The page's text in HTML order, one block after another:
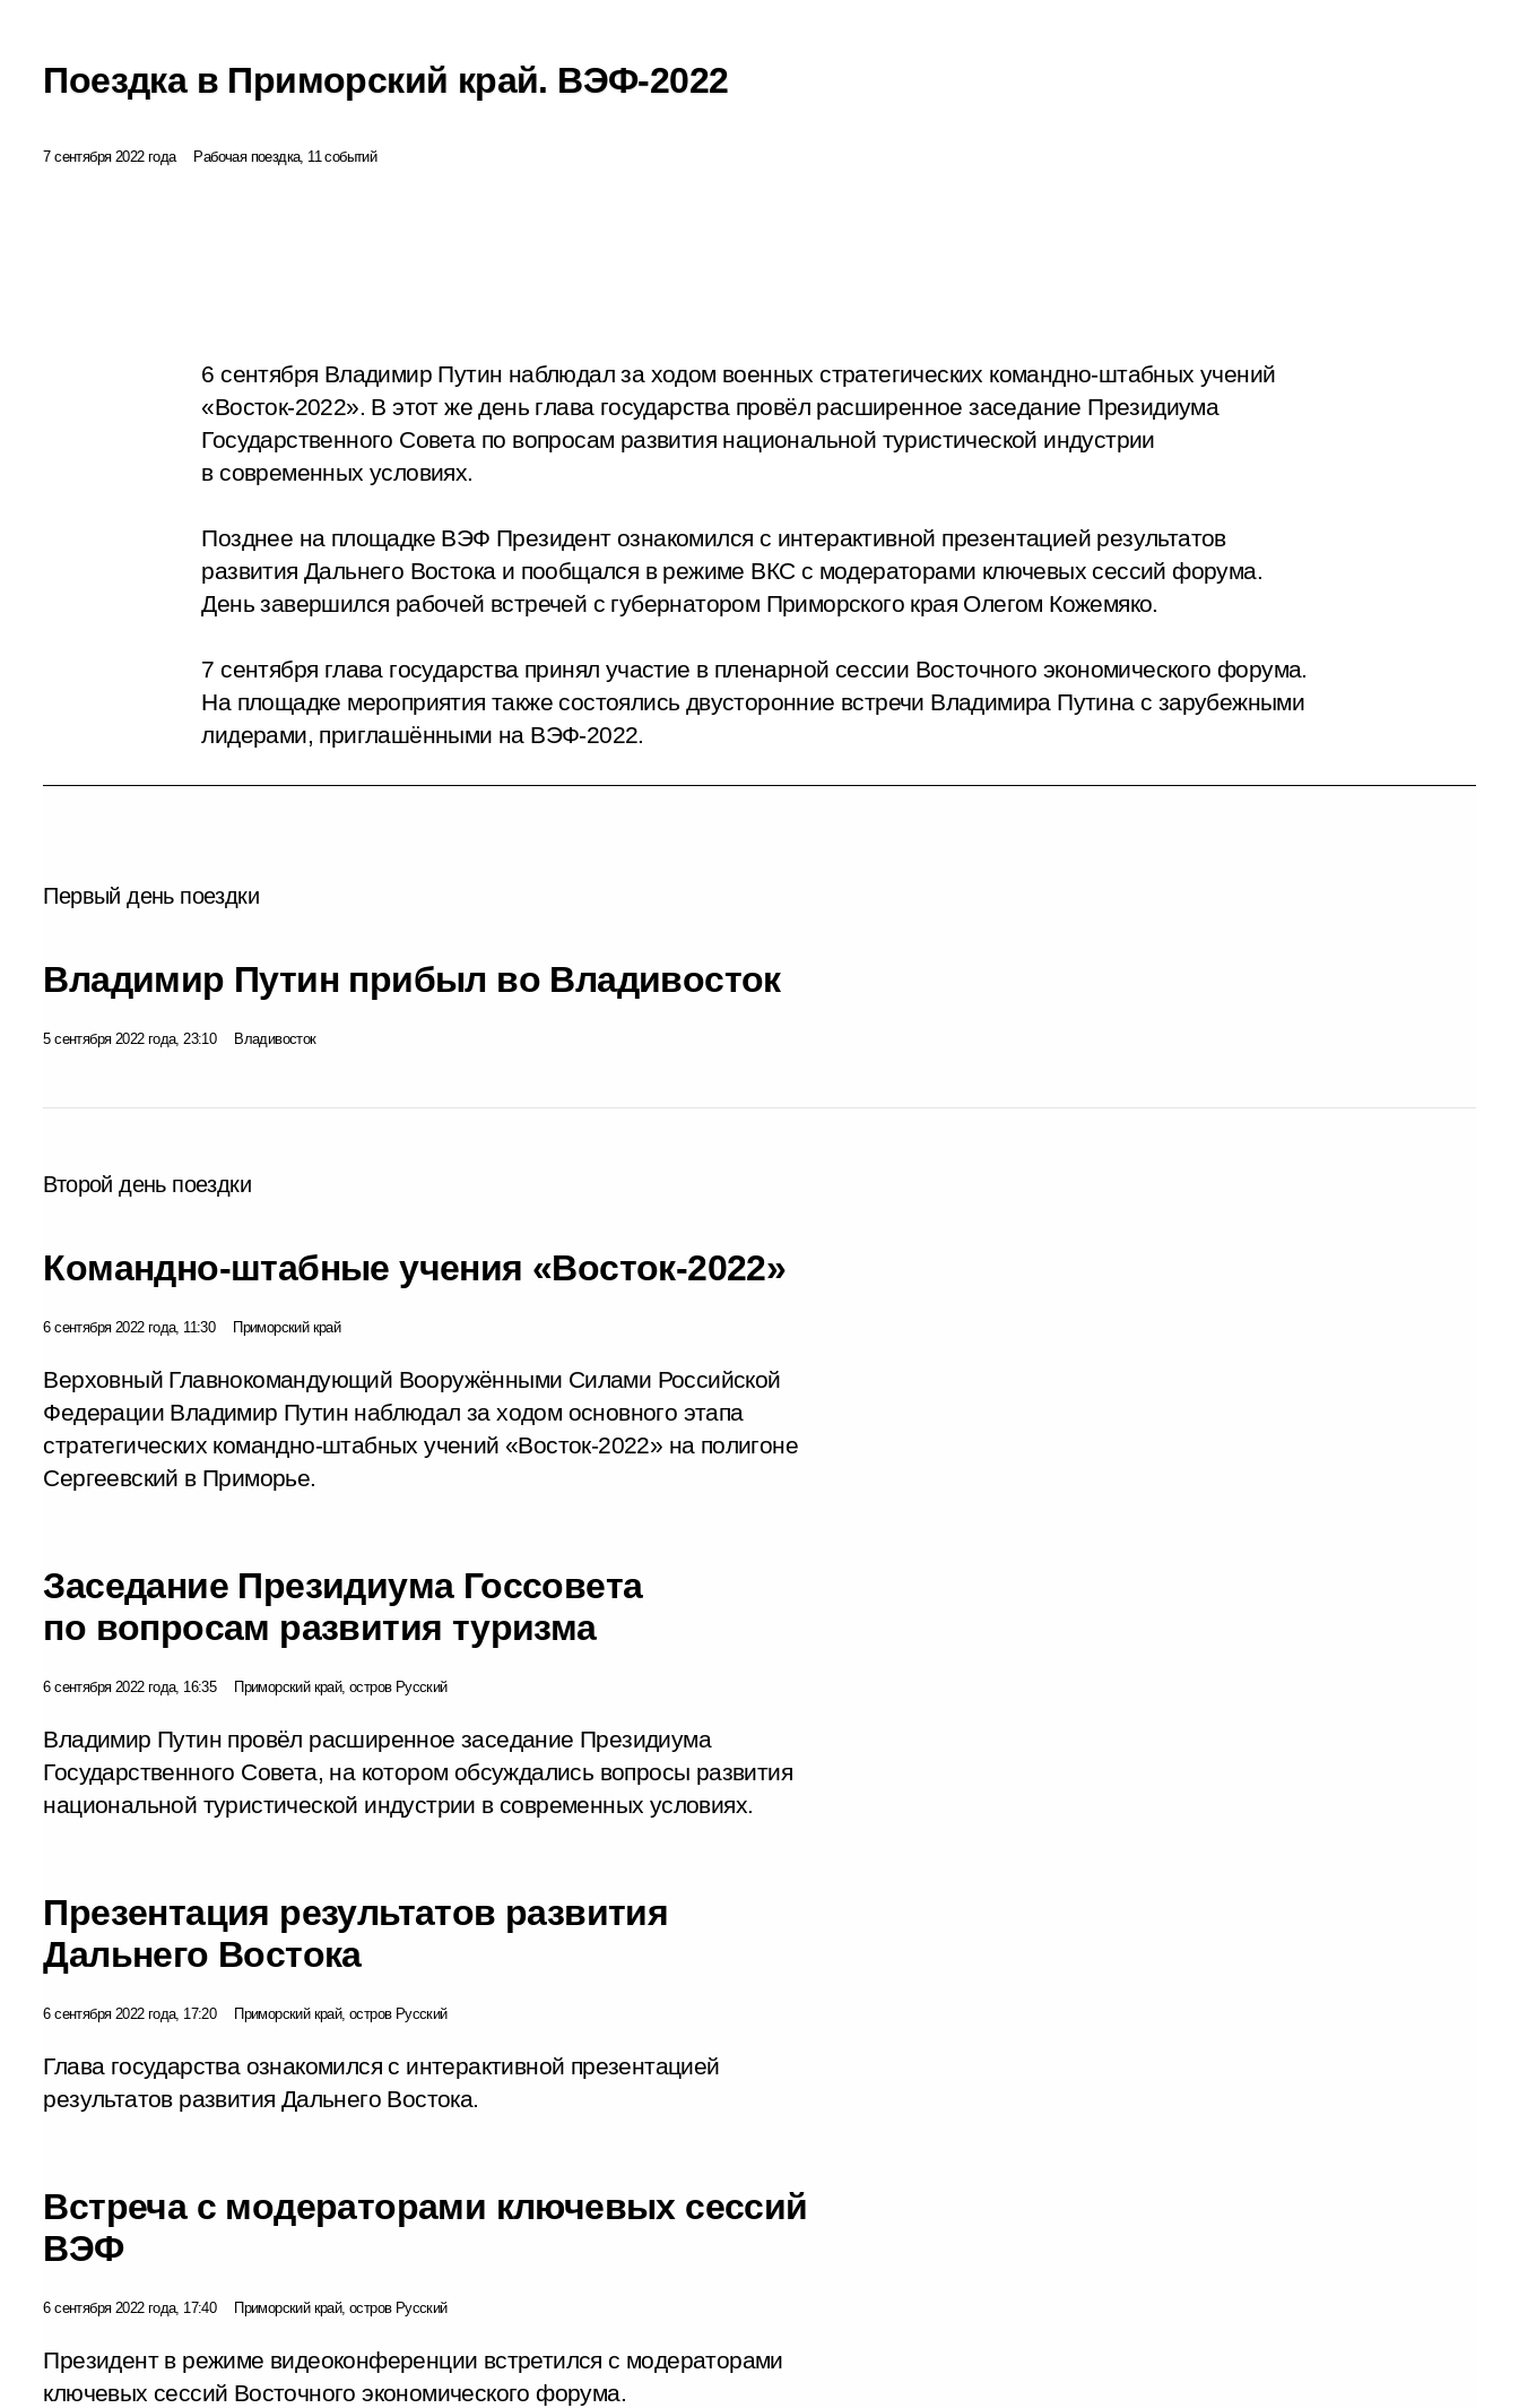
Поездка в Приморский край. ВЭФ-2022
7 сентября 2022 года Рабочая поездка, 11 событий
6 сентября Владимир Путин наблюдал за ходом военных стратегических командно-штабных учений
«Восток-2022». В этот же день глава государства провёл расширенное заседание Президиума
Государственного Совета по вопросам развития национальной туристической индустрии
в современных условиях.
Позднее на площадке ВЭФ Президент ознакомился с интерактивной презентацией результатов
развития Дальнего Востока и пообщался в режиме ВКС с модераторами ключевых сессий форума.
День завершился рабочей встречей с губернатором Приморского края Олегом Кожемяко.
7 сентября глава государства принял участие в пленарной сессии Восточного экономического форума.
На площадке мероприятия также состоялись двусторонние встречи Владимира Путина с зарубежными
лидерами, приглашёнными на ВЭФ-2022.
Первый день поездки
Владимир Путин прибыл во Владивосток
5 сентября 2022 года, 23:10 Владивосток
Второй день поездки
Командно-штабные учения «Восток-2022»
6 сентября 2022 года, 11:30 Приморский край
Верховный Главнокомандующий Вооружёнными Силами Российской
Федерации Владимир Путин наблюдал за ходом основного этапа
стратегических командно-штабных учений «Восток-2022» на полигоне
Сергеевский в Приморье.
Заседание Президиума Госсовета
по вопросам развития туризма
6 сентября 2022 года, 16:35 Приморский край, остров Русский
Владимир Путин провёл расширенное заседание Президиума
Государственного Совета, на котором обсуждались вопросы развития
национальной туристической индустрии в современных условиях.
Презентация результатов развития
Дальнего Востока
6 сентября 2022 года, 17:20 Приморский край, остров Русский
Глава государства ознакомился с интерактивной презентацией
результатов развития Дальнего Востока.
Встреча с модераторами ключевых сессий
ВЭФ
6 сентября 2022 года, 17:40 Приморский край, остров Русский
Президент в режиме видеоконференции встретился с модераторами
ключевых сессий Восточного экономического форума.